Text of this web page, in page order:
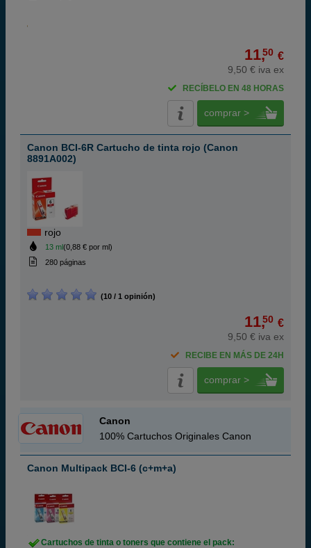
11,50 €
9,50 € iva ex
RECÍBELO EN 48 HORAS
comprar >
Canon BCI-6R Cartucho de tinta rojo (Canon
8891A002)
rojo
13 ml(0,88 € por ml)
280 páginas
(10 / 1 opinión)
11,50 €
9,50 € iva ex
RECIBE EN MÁS DE 24H
comprar >
Canon
100% Cartuchos Originales Canon
Canon Multipack BCI-6 (c+m+a)
Cartuchos de tinta o toners que contiene el pack: